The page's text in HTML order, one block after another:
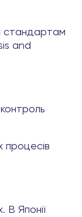
стандартам
and
процесів
В Японії